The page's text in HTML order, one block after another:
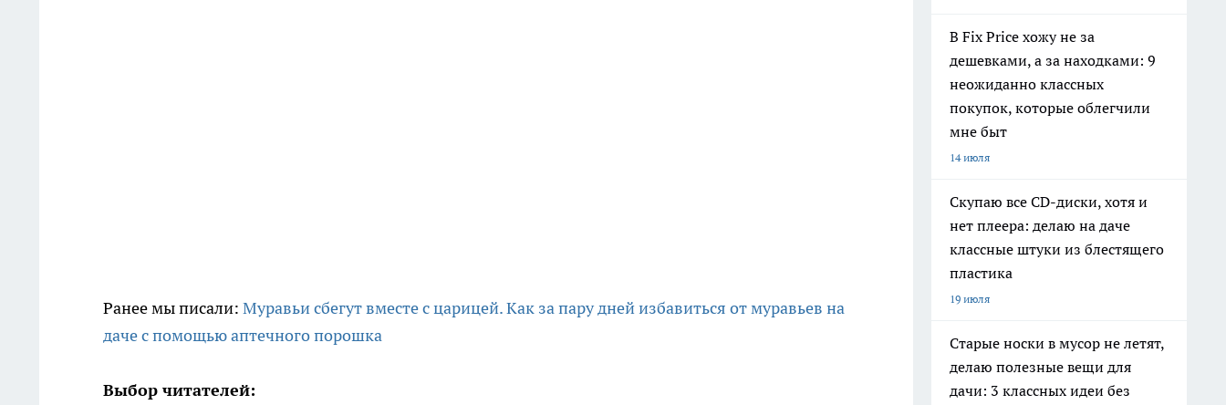
Ранее мы писали: Муравьи сбегут вместе с царицей. Как за пару дней избавиться от муравьев на
даче с помощью аптечного порошка
Выбор читателей:
В Fix Price хожу не за
дешевками, а за находками: 9
неожиданно классных
покупок, которые облегчили
мне быт
14 июля
Скупаю все CD-диски, хотя и
нет плеера: делаю на даче
классные штуки из блестящего
пластика
19 июля
Старые носки в мусор не летят,
делаю полезные вещи для
дачи: 3 классных идеи без